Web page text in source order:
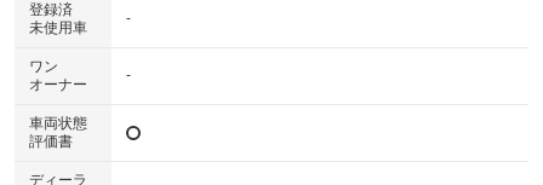
登録済
未使用車
-
ワン
オーナー
-
車両状態
評価書
ディーラ